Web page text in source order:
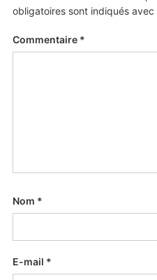
obligatoires sont indiqués avec
Commentaire *
Nom *
E-mail *